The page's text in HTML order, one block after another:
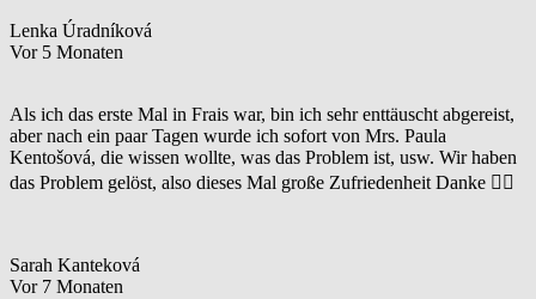
Lenka Úradníková
Vor 5 Monaten
Als ich das erste Mal in Frais war, bin ich sehr enttäuscht abgereist,
aber nach ein paar Tagen wurde ich sofort von Mrs. Paula
Kentošová, die wissen wollte, was das Problem ist, usw. Wir haben
das Problem gelöst, also dieses Mal große Zufriedenheit Danke 👌🏻
Sarah Kanteková
Vor 7 Monaten